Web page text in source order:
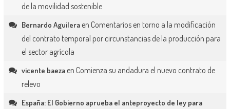
de la movilidad sostenible
Bernardo Aguileraen Comentarios en torno a la modificación
del contrato temporal por circunstancias de la producción para
el sector agrícola
vicente baezaen Comienza su andadura el nuevo contrato de
relevo
España: El Gobierno aprueba el anteproyecto de ley para